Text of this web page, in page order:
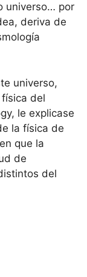
universo… por
deriva de
universo,
del
le explicase
la física de
que la
de
del